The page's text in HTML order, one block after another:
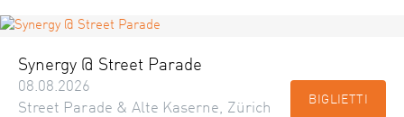
Synergy @ Street Parade
08.08.2026
Street Parade & Alte Kaserne, Zürich
BIGLIETTI